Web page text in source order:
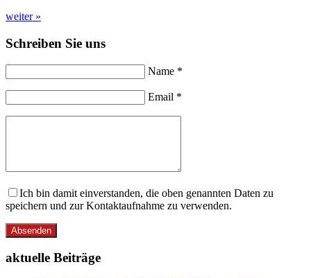
weiter »
Schreiben Sie uns
Name *
Email *
Ich bin damit einverstanden, die oben genannten Daten zu
speichern und zur Kontaktaufnahme zu verwenden.
Absenden
aktuelle Beiträge